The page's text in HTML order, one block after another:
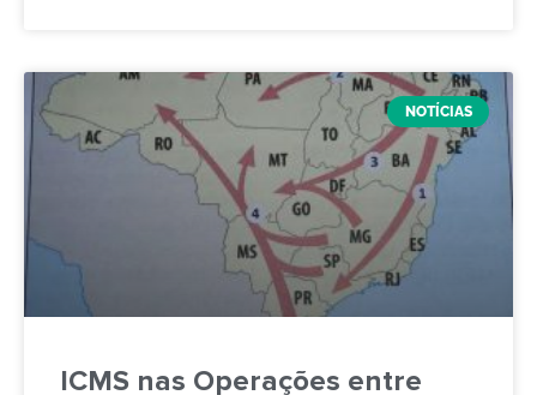
NOTÍCIAS
ICMS nas Operações entre